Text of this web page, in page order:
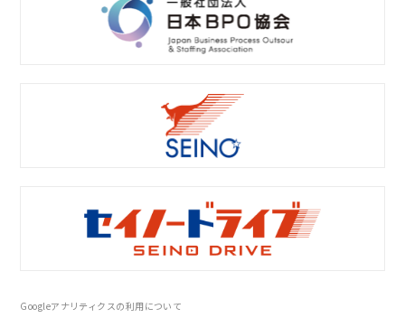
Googleアナリティクスの利用について